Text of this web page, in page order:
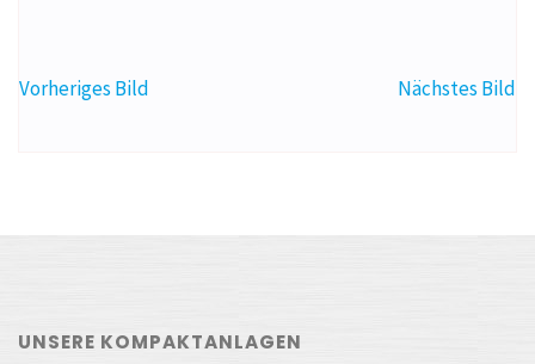
Vorheriges Bild Nächstes Bild
UNSERE KOMPAKTANLAGEN